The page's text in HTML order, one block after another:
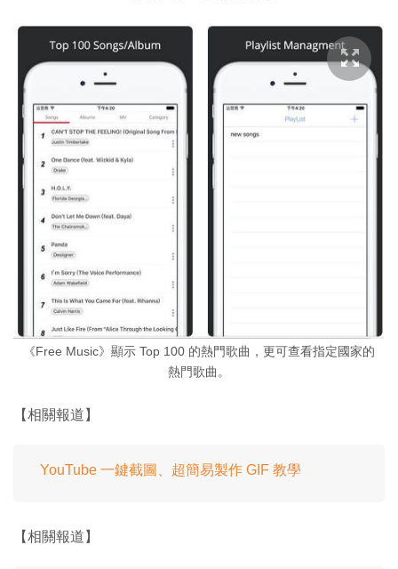
《Free Music》顯示 Top 100 的熱門歌曲，更可查看指定國家的
熱門歌曲。
【相關報道】
YouTube 一鍵截圖、超簡易製作 GIF 教學
【相關報道】